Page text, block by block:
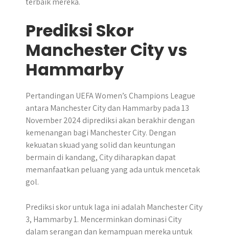
Prediksi Skor
Manchester City vs
Hammarby
Pertandingan UEFA Women’s Champions League
antara Manchester City dan Hammarby pada 13
November 2024 diprediksi akan berakhir dengan
kemenangan bagi Manchester City. Dengan
kekuatan skuad yang solid dan keuntungan
bermain di kandang, City diharapkan dapat
memanfaatkan peluang yang ada untuk mencetak
gol.
Prediksi skor untuk laga ini adalah Manchester City
3, Hammarby 1. Mencerminkan dominasi City
dalam serangan dan kemampuan mereka untuk